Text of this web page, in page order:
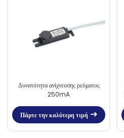
Δυνατότητα ανίχνευσης ρεύματος
250mA
Πάρτε την καλύτερη τιμή